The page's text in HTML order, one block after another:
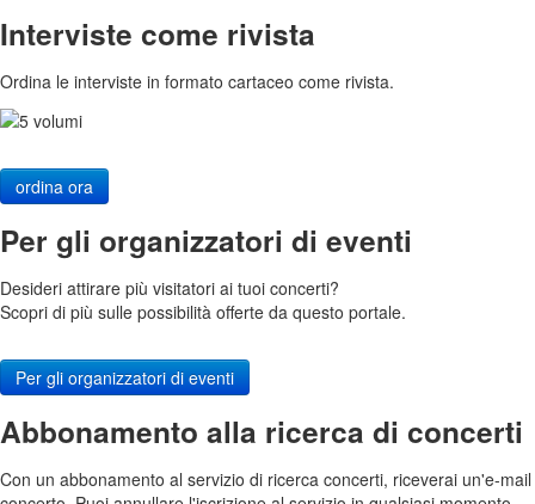
Interviste come rivista
Ordina le interviste in formato cartaceo come rivista.
ordina ora
Per gli organizzatori di eventi
Desideri attirare più visitatori ai tuoi concerti?
Scopri di più sulle possibilità offerte da questo portale.
Per gli organizzatori di eventi
Abbonamento alla ricerca di concerti
Con un abbonamento al servizio di ricerca concerti, riceverai un'e-